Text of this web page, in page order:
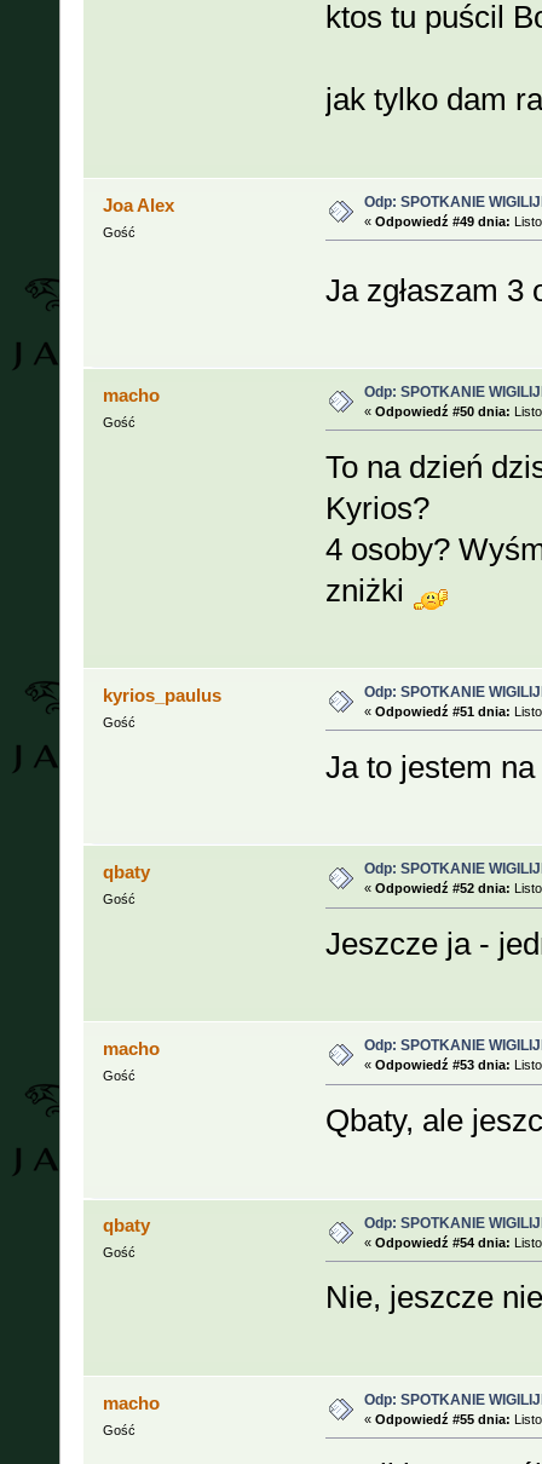
ktos tu puścil
jak tylko dam
Joa Alex
Gość
Odp: SPOTKANIE
« Odpowiedź #49 dnia:
Ja zgłaszam
macho
Gość
Odp: SPOTKANIE
« Odpowiedź #50 dnia:
To na dzień
Kyrios?
4 osoby?
zniżki
kyrios_paulus
Gość
Odp: SPOTKANIE
« Odpowiedź #51 dnia:
Ja to jestem
qbaty
Gość
Odp: SPOTKANIE
« Odpowiedź #52 dnia:
Jeszcze ja -
macho
Gość
Odp: SPOTKANIE
« Odpowiedź #53 dnia:
Qbaty, ale
qbaty
Gość
Odp: SPOTKANIE
« Odpowiedź #54 dnia:
Nie, jeszcze
macho
Gość
Odp: SPOTKANIE
« Odpowiedź #55 dnia: